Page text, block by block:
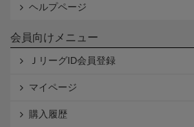
ヘルプページ
会員向けメニュー
ＪリーグID会員登録
マイページ
購入履歴